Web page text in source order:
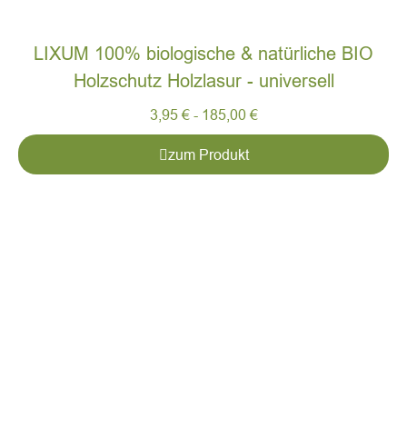
LIXUM 100% biologische & natürliche BIO
Holzschutz Holzlasur - universell
3,95 € - 185,00 €
zum Produkt